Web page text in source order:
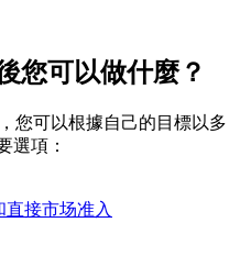
您可以做什麼？
您可以根據自己的目標以多
選項：
直接市场准入